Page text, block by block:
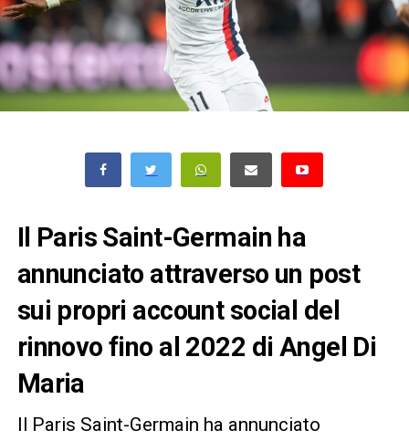
Il Paris Saint-Germain ha
annunciato attraverso un post
sui propri account social del
rinnovo fino al 2022 di Angel Di
Maria
Il Paris Saint-Germain ha annunciato